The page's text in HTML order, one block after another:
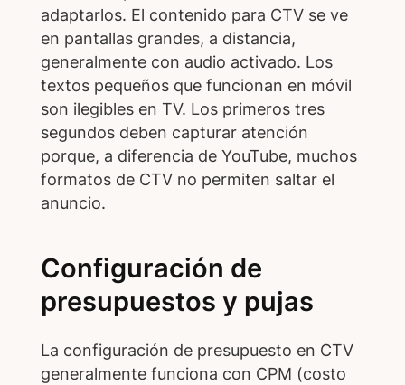
adaptarlos. El contenido para CTV se ve
en pantallas grandes, a distancia,
generalmente con audio activado. Los
textos pequeños que funcionan en móvil
son ilegibles en TV. Los primeros tres
segundos deben capturar atención
porque, a diferencia de YouTube, muchos
formatos de CTV no permiten saltar el
anuncio.
Configuración de
presupuestos y pujas
La configuración de presupuesto en CTV
generalmente funciona con CPM (costo